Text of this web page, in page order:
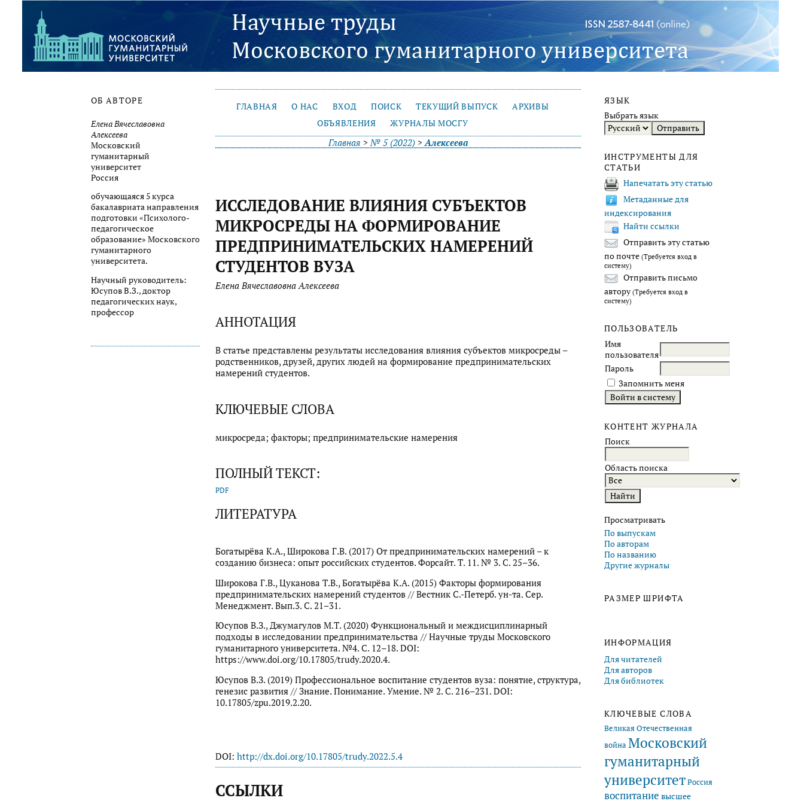
ОБ АВТОРЕ
Елена Вячеславовна
Алексеева
Московский
гуманитарный
университет
Россия
обучающаяся 5 курса
бакалавриата направления
подготовки «Психолого-
педагогическое
образование» Московского
гуманитарного
университета.
Научный руководитель:
Юсупов В.З., доктор
педагогических наук,
профессор
ЯЗЫК
Выбрать язык
ИНСТРУМЕНТЫ ДЛЯ
СТАТЬИ
Напечатать эту статью
Метаданные для
индексирования
Найти ссылки
Отправить эту статью
по почте (Требуется вход в
систему)
Отправить письмо
автору (Требуется вход в
систему)
ПОЛЬЗОВАТЕЛЬ
Имя
пользователя
Пароль
Запомнить меня
КОНТЕНТ ЖУРНАЛА
Поиск
Область поиска
Просматривать
По выпускам
По авторам
По названию
Другие журналы
РАЗМЕР ШРИФТА
ИНФОРМАЦИЯ
Для читателей
Для авторов
Для библиотек
КЛЮЧЕВЫЕ СЛОВА
Великая Отечественная
войнаМосковский
гуманитарный
университетРоссия
воспитание высшее
ГЛАВНАЯ О НАС ВХОД ПОИСК ТЕКУЩИЙ ВЫПУСК
АРХИВЫ
ОБЪЯВЛЕНИЯ
ЖУРНАЛЫ МОСГУ
Главная >№ 5 (2022) >Алексеева
ИССЛЕДОВАНИЕ ВЛИЯНИЯ СУБЪЕКТОВ
МИКРОСРЕДЫ НА ФОРМИРОВАНИЕ
ПРЕДПРИНИМАТЕЛЬСКИХ НАМЕРЕНИЙ
СТУДЕНТОВ ВУЗА
Елена Вячеславовна Алексеева
АННОТАЦИЯ
В статье представлены результаты исследования влияния субъектов микросреды –
родственников, друзей, других людей на формирование предпринимательских
намерений студентов.
КЛЮЧЕВЫЕ СЛОВА
микросреда; факторы; предпринимательские намерения
ПОЛНЫЙ ТЕКСТ:
PDF
ЛИТЕРАТУРА
Богатырёва К.А., Широкова Г.В. (2017) От предпринимательских намерений – к
созданию бизнеса: опыт российских студентов. Форсайт. Т. 11. № 3. С. 25–36.
Широкова Г.В., Цуканова Т.В., Богатырёва К.А. (2015) Факторы формирования
предпринимательских намерений студентов // Вестник С.-Петерб. ун-та. Сер.
Менеджмент. Вып.3. С. 21–31.
Юсупов В.З., Джумагулов М.Т. (2020) Функциональный и междисциплинарный
подходы в исследовании предпринимательства // Научные труды Московского
гуманитарного университета. №4. С. 12–18. DOI:
https://www.doi.org/10.17805/trudy.2020.4.
Юсупов В.З. (2019) Профессиональное воспитание студентов вуза: понятие, структура,
генезис развития // Знание. Понимание. Умение. № 2. С. 216–231. DOI:
10.17805/zpu.2019.2.20.
DOI: http://dx.doi.org/10.17805/trudy.2022.5.4
ССЫЛКИ